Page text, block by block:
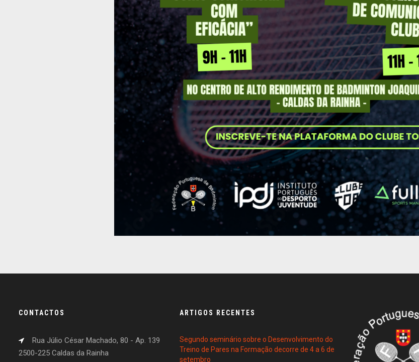
CONTACTOS
Rua Júlio César Machado, 80 - Ap. 139
2500-225 Caldas da Rainha
ARTIGOS RECENTES
Segundo seminário sobre o Desenvolvimento do
Treino de Pares na Formação decorre de 4 a 6 de
setembro